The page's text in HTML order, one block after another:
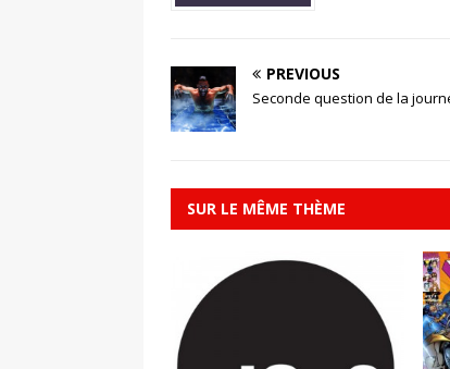
PREVIOUS
Seconde question de la
SUR LE MÊME THÈME